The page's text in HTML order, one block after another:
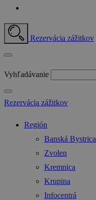
Rezervácia zážitkov
Vyhľadávanie
Rezervácia zážitkov
Región
Banská Bystrica
Zvolen
Kremnica
Krupina
Infocentrá